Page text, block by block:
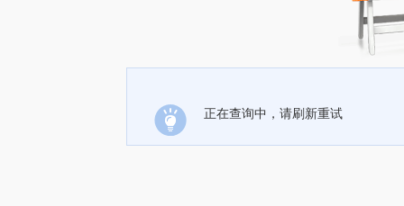
正在查询中，请刷新重试